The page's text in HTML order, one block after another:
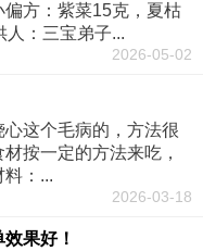
方：紫菜15克，夏枯
人：三宝弟子...
2026-05-02
这个毛病的，方法很
按一定的方法来吃，
：...
2026-03-18
果好！